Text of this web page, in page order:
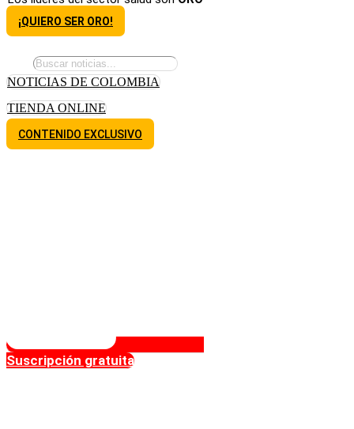
¡QUIERO SER ORO!
NOTICIAS DE COLOMBIA
TIENDA ONLINE
CONTENIDO EXCLUSIVO
Suscripción gratuita